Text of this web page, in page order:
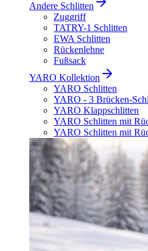
Andere Schlitten
Zuggriff
TATRY-1 Schlitten
EWA Schlitten
Rückenlehne
Fußsack
YARO Kollektion
YARO Schlitten
YARO - 3 Brücken-
YARO Klappschlitten
YARO Schlitten mit
YARO Schlitten mit